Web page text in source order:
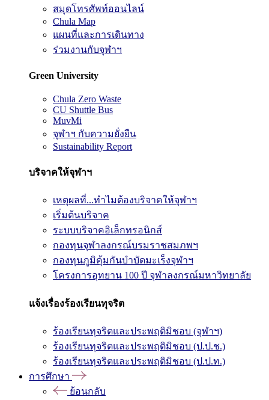
สมุดโทรศัพท์ออนไลน์
Chula Map
แผนที่และการเดินทาง
ร่วมงานกับจุฬาฯ
Green University
Chula Zero Waste
CU Shuttle Bus
MuvMi
จุฬาฯ กับความยั่งยืน
Sustainability Report
บริจาคให้จุฬาฯ
เหตุผลที่...ทำไมต้องบริจาคให้จุฬาฯ
เริ่มต้นบริจาค
ระบบบริจาคอิเล็กทรอนิกส์
กองทุนจุฬาลงกรณ์บรมราชสมภพฯ
กองทุนภูมิคุ้มกันบำบัดมะเร็งจุฬาฯ
โครงการอุทยาน 100 ปี จุฬาลงกรณ์มหาวิทยาลัย
แจ้งเรื่องร้องเรียนทุจริต
ร้องเรียนทุจริตและประพฤติมิชอบ (จุฬาฯ)
ร้องเรียนทุจริตและประพฤติมิชอบ (ป.ป.ช.)
ร้องเรียนทุจริตและประพฤติมิชอบ (ป.ป.ท.)
การศึกษา
ย้อนกลับ